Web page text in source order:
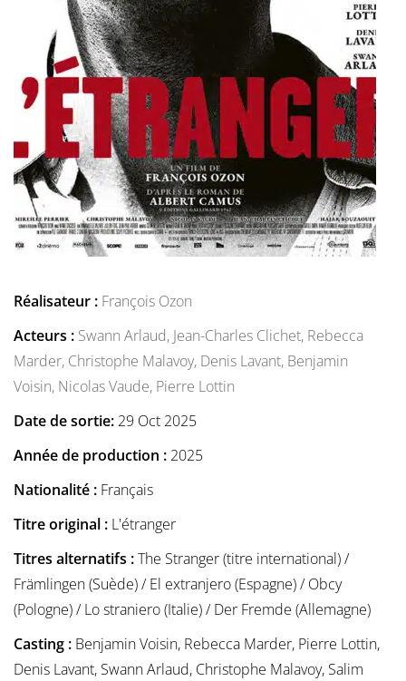
Réalisateur : François Ozon
Acteurs : Swann Arlaud, Jean-Charles Clichet, Rebecca
Marder, Christophe Malavoy, Denis Lavant, Benjamin
Voisin, Nicolas Vaude, Pierre Lottin
Date de sortie: 29 Oct 2025
Année de production : 2025
Nationalité : Français
Titre original : L'étranger
Titres alternatifs :The Stranger (titre international) /
Främlingen (Suède) / El extranjero (Espagne) / Obcy
(Pologne) / Lo straniero (Italie) / Der Fremde (Allemagne)
Casting : Benjamin Voisin, Rebecca Marder, Pierre Lottin,
Denis Lavant, Swann Arlaud, Christophe Malavoy, Salim